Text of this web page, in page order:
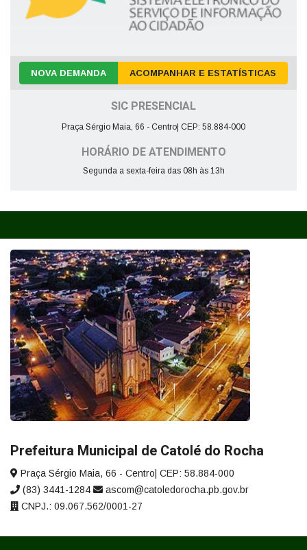
NOVA DEMANDA ACOMPANHAR E ESTATÍSTICAS
SIC PRESENCIAL
Praça Sérgio Maia, 66 - Centro| CEP: 58.884-000
HORÁRIO DE ATENDIMENTO
Segunda a sexta-feira das 08h às 13h
Prefeitura Municipal de Catolé do Rocha
Praça Sérgio Maia, 66 - Centro| CEP: 58.884-000
(83) 3441-1284
ascom@catoledorocha.pb.gov.br
CNPJ.: 09.067.562/0001-27